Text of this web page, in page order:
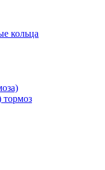
кольца
тормоз